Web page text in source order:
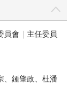
員會｜主任委員
、鍾肇政、杜潘